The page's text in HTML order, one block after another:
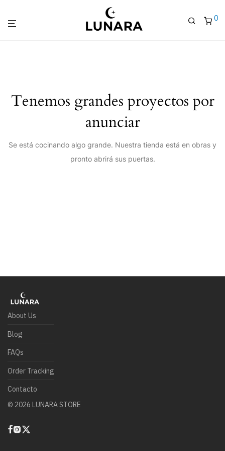
0
Tenemos grandes proyectos por
anunciar
Se está cocinando algo grande. Nuestra tienda está en obras y
pronto abrirá sus puertas.
About Us
Blog
FAQs
Order Tracking
Contacto
© 2026 LUNARA STORE